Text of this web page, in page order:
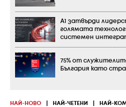
НАЙ-НОВО НАЙ-ЧЕТЕНИ НАЙ-
А1 затвърди
голямата
системен
75% от
България като